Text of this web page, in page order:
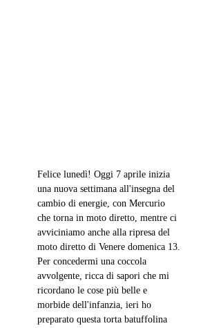
Felice lunedì! Oggi 7 aprile inizia
una nuova settimana all'insegna del
cambio di energie, con Mercurio
che torna in moto diretto, mentre ci
avviciniamo anche alla ripresa del
moto diretto di Venere domenica 13.
Per concedermi una coccola
avvolgente, ricca di sapori che mi
ricordano le cose più belle e
morbide dell'infanzia, ieri ho
preparato questa torta batuffolina